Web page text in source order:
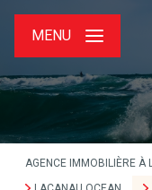
MENU
AGENCE IMMOBILIÈRE À